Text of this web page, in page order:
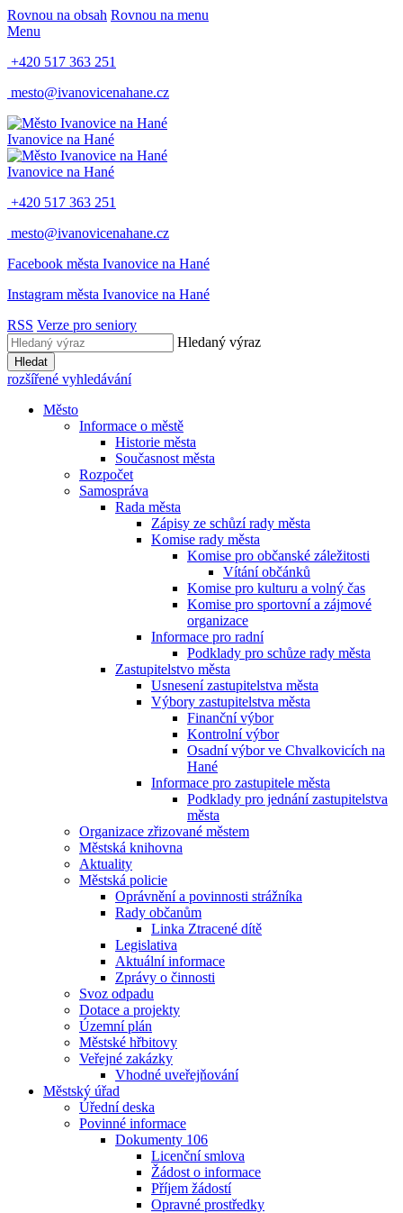
Rovnou na obsah Rovnou na menu
Menu
+420 517 363 251
mesto@ivanovicenahane.cz
Ivanovice na Hané
Ivanovice na Hané
+420 517 363 251
mesto@ivanovicenahane.cz
Facebook města Ivanovice na Hané
Instagram města Ivanovice na Hané
RSS Verze pro seniory
Hledaný výraz
Hledat
rozšířené vyhledávání
Město
Informace o městě
Historie města
Současnost města
Rozpočet
Samospráva
Rada města
Zápisy ze schůzí rady města
Komise rady města
Komise pro občanské záležitosti
Vítání občánků
Komise pro kulturu a volný čas
Komise pro sportovní a zájmové
organizace
Informace pro radní
Podklady pro schůze rady města
Zastupitelstvo města
Usnesení zastupitelstva města
Výbory zastupitelstva města
Finanční výbor
Kontrolní výbor
Osadní výbor ve Chvalkovicích na
Hané
Informace pro zastupitele města
Podklady pro jednání zastupitelstva
města
Organizace zřizované městem
Městská knihovna
Aktuality
Městská policie
Oprávnění a povinnosti strážníka
Rady občanům
Linka Ztracené dítě
Legislativa
Aktuální informace
Zprávy o činnosti
Svoz odpadu
Dotace a projekty
Územní plán
Městské hřbitovy
Veřejné zakázky
Vhodné uveřejňování
Městský úřad
Úřední deska
Povinné informace
Dokumenty 106
Licenční smlova
Žádost o informace
Příjem žádostí
Opravné prostředky